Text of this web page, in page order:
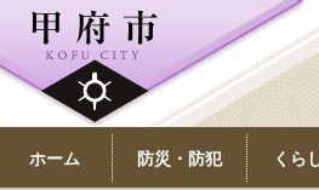
ホーム 防災・防犯 くら